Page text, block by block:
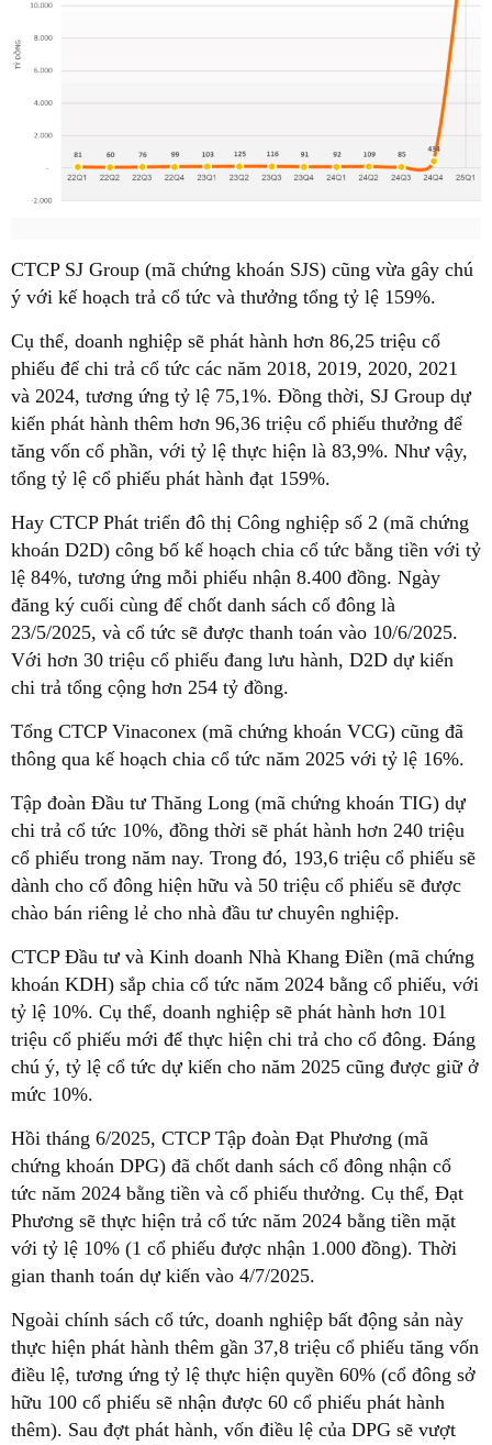
CTCP SJ Group (mã chứng khoán SJS) cũng vừa gây chú
ý với kế hoạch trả cổ tức và thưởng tổng tỷ lệ 159%.
Cụ thể, doanh nghiệp sẽ phát hành hơn 86,25 triệu cổ
phiếu để chi trả cổ tức các năm 2018, 2019, 2020, 2021
và 2024, tương ứng tỷ lệ 75,1%. Đồng thời, SJ Group dự
kiến phát hành thêm hơn 96,36 triệu cổ phiếu thưởng để
tăng vốn cổ phần, với tỷ lệ thực hiện là 83,9%. Như vậy,
tổng tỷ lệ cổ phiếu phát hành đạt 159%.
Hay CTCP Phát triển đô thị Công nghiệp số 2 (mã chứng
khoán D2D) công bố kế hoạch chia cổ tức bằng tiền với tỷ
lệ 84%, tương ứng mỗi phiếu nhận 8.400 đồng. Ngày
đăng ký cuối cùng để chốt danh sách cổ đông là
23/5/2025, và cổ tức sẽ được thanh toán vào 10/6/2025.
Với hơn 30 triệu cổ phiếu đang lưu hành, D2D dự kiến
chi trả tổng cộng hơn 254 tỷ đồng.
Tổng CTCP Vinaconex (mã chứng khoán VCG) cũng đã
thông qua kế hoạch chia cổ tức năm 2025 với tỷ lệ 16%.
Tập đoàn Đầu tư Thăng Long (mã chứng khoán TIG) dự
chi trả cổ tức 10%, đồng thời sẽ phát hành hơn 240 triệu
cổ phiếu trong năm nay. Trong đó, 193,6 triệu cổ phiếu sẽ
dành cho cổ đông hiện hữu và 50 triệu cổ phiếu sẽ được
chào bán riêng lẻ cho nhà đầu tư chuyên nghiệp.
CTCP Đầu tư và Kinh doanh Nhà Khang Điền (mã chứng
khoán KDH) sắp chia cổ tức năm 2024 bằng cổ phiếu, với
tỷ lệ 10%. Cụ thể, doanh nghiệp sẽ phát hành hơn 101
triệu cổ phiếu mới để thực hiện chi trả cho cổ đông. Đáng
chú ý, tỷ lệ cổ tức dự kiến cho năm 2025 cũng được giữ ở
mức 10%.
Hồi tháng 6/2025, CTCP Tập đoàn Đạt Phương (mã
chứng khoán DPG) đã chốt danh sách cổ đông nhận cổ
tức năm 2024 bằng tiền và cổ phiếu thưởng. Cụ thể, Đạt
Phương sẽ thực hiện trả cổ tức năm 2024 bằng tiền mặt
với tỷ lệ 10% (1 cổ phiếu được nhận 1.000 đồng). Thời
gian thanh toán dự kiến vào 4/7/2025.
Ngoài chính sách cổ tức, doanh nghiệp bất động sản này
thực hiện phát hành thêm gần 37,8 triệu cổ phiếu tăng vốn
điều lệ, tương ứng tỷ lệ thực hiện quyền 60% (cổ đông sở
hữu 100 cổ phiếu sẽ nhận được 60 cổ phiếu phát hành
thêm). Sau đợt phát hành, vốn điều lệ của DPG sẽ vượt